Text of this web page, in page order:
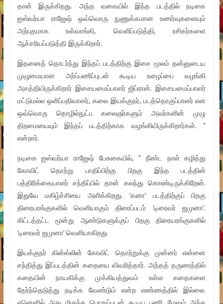
தான் இருக்கிறது. அந்த வகையில் இந்த படத்தில் நடிகை
ஐஸ்வர்யா ராஜேஷ் ஒவ்வொரு நுணுக்கமான உணர்வுகளையும்
அற்புதமாக உள்வாங்கி, வெளிப்படுத்தி, ரசிகர்களை
ஆச்சரியப்படுத்தி இருக்கிறார்.
இதனைத் தொடர்ந்து இந்தப் படத்திற்கு இசை மூலம் தன்னுடைய
முழுமையான அர்ப்பணிப்புடன் கூடிய உழைப்பை வழங்கி
அசத்தியிருக்கிறார் இசையமைப்பாளர் ஜிப்ரான். இசையமைப்பாளர்
மட்டுமல்ல ஒளிப்பதிவாளர், கலை இயக்குநர், படத்தொகுப்பாளர் என
ஒவ்வொரு தொழில்நுட்ப கலைஞர்களும் அவர்களின் முழு
திறமையையும் இந்தப் படத்திற்காக வழங்கியிருக்கிறார்கள். ”
என்றார்.
நடிகை ஐஸ்வர்யா ராஜேஷ் பேசுகையில், ” நீண்ட நாள் கழித்து
கோவிட் தொற்று பாதிப்பிற்கு பிறகு இந்த படத்தின்
பத்திரிக்கையாளர் சந்திப்பில் தான் கலந்து கொண்டிருக்கிறேன்.
இதுவே மகிழ்ச்சியை அளிக்கிறது. ‘கனா’ படத்திற்குப் பிறகு
திரையரங்குகளில் வெளியாகும் திரைப்படம் ‘டிரைவர் ஜமுனா’.
கிட்டத்தட்ட மூன்று ஆண்டுகளுக்குப் பிறகு திரையரங்குகளில்
‘டிரைவர் ஜமுனா’ வெளியாகிறது.
இயக்குநர் கின்ஸ்லின் கோவிட் தொற்றுக்கு முன்னர் என்னை
சந்தித்து இப்படத்தின் கதையை விவரித்தார். அந்தத் தருணத்தில்
கதையின் நாயகிக்கு முக்கியத்துவம் உள்ள கதைகளை
தேர்ந்தெடுத்து நடிக்க வேண்டும் என்ற எண்ணத்தில் இல்லை.
ஏனெனில் அது மிகுந்த பொறுப்புடன் கூடிய பணி. மேலும் அந்த